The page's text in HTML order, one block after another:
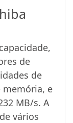
de
de
memória, e
MB/s. A
vários